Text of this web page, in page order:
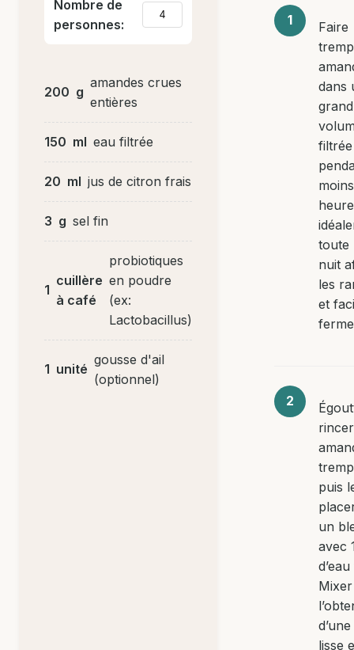
Nombre de
personnes:
200 g
amandes crues
entières
150 ml eau filtrée
20 ml jus de citron frais
3 g sel fin
1
cuillère
à café
probiotiques
en poudre
(ex:
Lactobacillus)
1 unité
gousse d'ail
(optionnel)
Faire
dans
grand
filtrée
toute
nuit
les
et
puis
un
avec
Mixer
lisse